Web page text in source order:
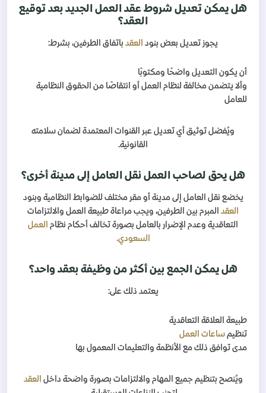
هل يمكن تعديل شروط عقد العمل الجديد بعد توقيع
العقد؟
يجوز تعديل بعض بنود العقد باتفاق الطرفين، بشرط:
أن يكون التعديل واضحًا ومكتوبًا
وألا يتضمن مخالفة لنظام العمل أو انتقاصًا من الحقوق النظامية
للعامل
ويُفضل توثيق أي تعديل عبر القنوات المعتمدة لضمان سلامته
القانونية.
هل يحق لصاحب العمل نقل العامل إلى مدينة أخرى؟
يخضع نقل العامل إلى مدينة أو مقر مختلف للضوابط النظامية وبنود
العقد المبرم بين الطرفين، ويجب مراعاة طبيعة العمل والالتزامات
التعاقدية وعدم الإضرار بالعامل بصورة تخالف أحكام نظام العمل
السعودي.
هل يمكن الجمع بين أكثر من وظيفة بعقد واحد؟
يعتمد ذلك على:
طبيعة العلاقة التعاقدية
تنظيم ساعات العمل
مدى توافق ذلك مع الأنظمة والتعليمات المعمول بها
ويُنصح بتنظيم جميع المهام والالتزامات بصورة واضحة داخل العقد